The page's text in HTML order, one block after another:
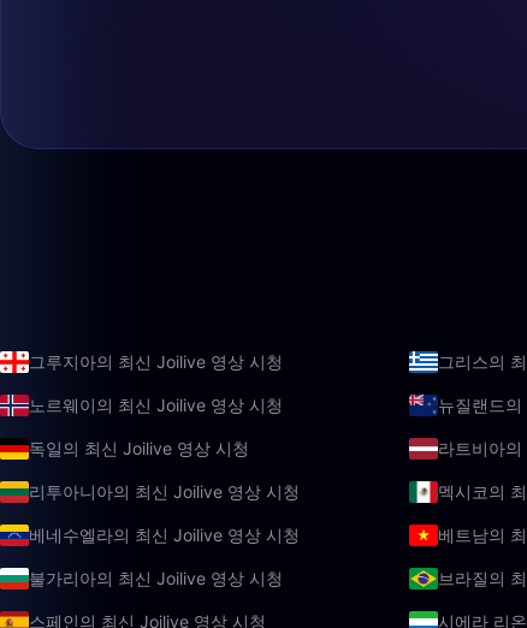
그루지아의 최신 Joilive 영상 시청 그리스의
노르웨이의 최신 Joilive 영상 시청 뉴질랜드
독일의 최신 Joilive 영상 시청 라트비아
리투아니아의 최신 Joilive 영상 시청 멕시코의
베네수엘라의 최신 Joilive 영상 시청 베트남의
불가리아의 최신 Joilive 영상 시청 브라질의
스페인의 최신 Joilive 영상 시청 시에라 리